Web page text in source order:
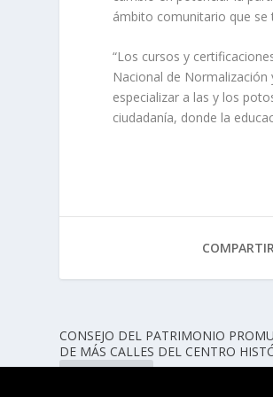
ámbito comunitario que se
“Los cursos y
Nacional de
especializar a las y los
ciudadanía, donde la
CONSEJO DEL PATRIMONIO
DE MÁS CALLES DEL CENTRO